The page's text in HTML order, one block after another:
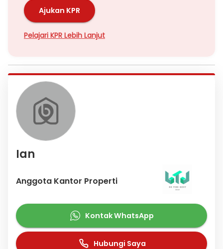
Ajukan KPR
Pelajari KPR Lebih Lanjut
Ian
Anggota Kantor Properti
Kontak WhatsApp
Hubungi Saya